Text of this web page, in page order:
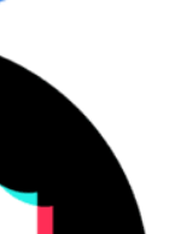
300 Duo là một
âm thanh vượt trội
dễ sử dụng cùng